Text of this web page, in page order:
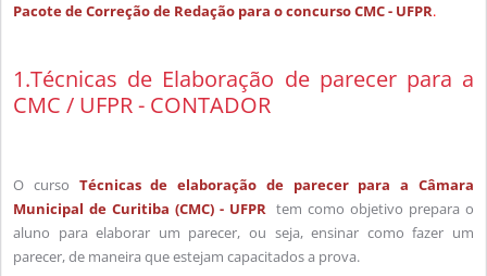
Pacote de Correção de Redação para o concurso CMC - UFPR.
1.Técnicas de Elaboração de parecer para a
CMC / UFPR - CONTADOR
O curso Técnicas de elaboração de parecer para a Câmara
Municipal de Curitiba (CMC) - UFPR tem como objetivo prepara o
aluno para elaborar um parecer, ou seja, ensinar como fazer um
parecer, de maneira que estejam capacitados a prova.